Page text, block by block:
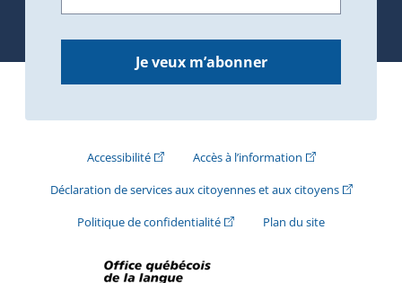
Je veux m’abonner
Accessibilité(Cet hyperlien externe s'ouvrira dans une
Accès à l’information(Cet hyperlien
Déclaration de services aux citoyennes et aux citoyens(Cet
Politique de confidentialité(Cet hyperlien externe s'ouvrira
Plan du site